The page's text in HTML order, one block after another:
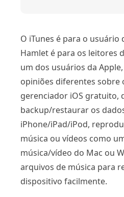
O iTunes é para o usuário
Hamlet é para os leitores
um dos usuários da
opiniões diferentes sobre
gerenciador iOS gratuito,
backup/restaurar os
iPhone/iPad/iPod,
música ou vídeos como
música/vídeo do Mac ou
arquivos de música para
dispositivo facilmente.